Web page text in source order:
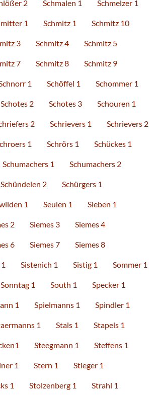
2 Schmalen 1 Schmelzer 1
1 Schmitz 1 Schmitz 10
3 Schmitz 4 Schmitz 5
7 Schmitz 8 Schmitz 9
1 Schöffel 1 Schommer 1
Schotes 2 Schotes 3 Schouren 1
2 Schrievers 1 Schrievers 2
1 Schrörs 1 Schückes 1
Schumachers 1 Schumachers 2
Schündelen 2 Schürgers 1
1 Seulen 1 Sieben 1
2 Siemes 3 Siemes 4
6 Siemes 7 Siemes 8
Sistenich 1 Sistig 1 Sommer 1
Sonntag 1 South 1 Specker 1
1 Spielmanns 1 Spindler 1
1 Stals 1 Stapels 1
Steegmann 1 Steffens 1
1 Stern 1 Stieger 1
1 Stolzenberg 1 Strahl 1